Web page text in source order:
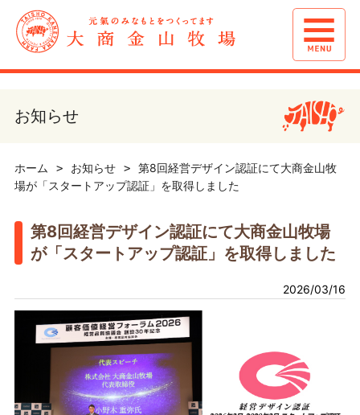
お知らせ
ホーム お知らせ
第8回経営デザイン認証にて大商金山牧
場が「スタートアップ認証」を取得しました
第8回経営デザイン認証にて大商金山牧場
が「スタートアップ認証」を取得しました
2026/03/16